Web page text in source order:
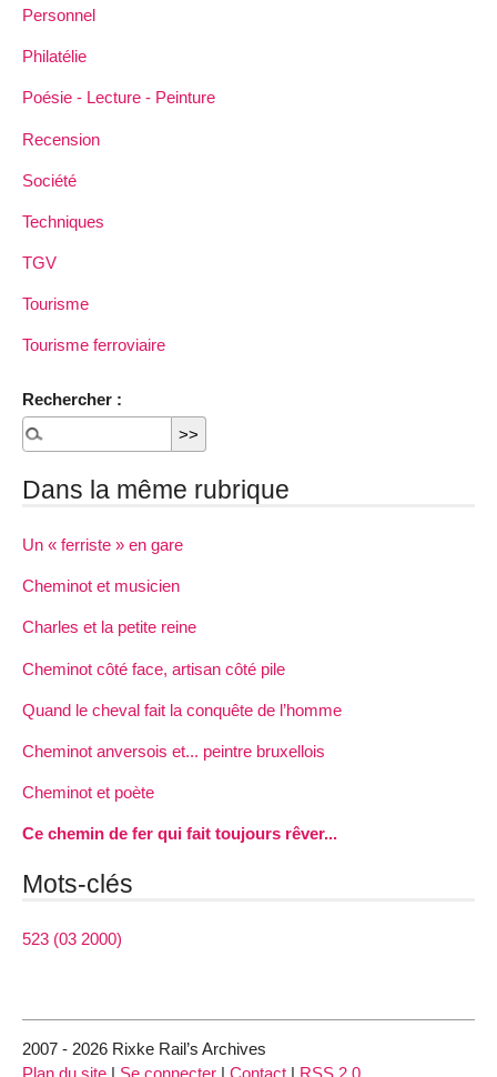
Personnel
Philatélie
Poésie - Lecture - Peinture
Recension
Société
Techniques
TGV
Tourisme
Tourisme ferroviaire
Rechercher :
Dans la même rubrique
Un « ferriste » en gare
Cheminot et musicien
Charles et la petite reine
Cheminot côté face, artisan côté pile
Quand le cheval fait la conquête de l’homme
Cheminot anversois et... peintre bruxellois
Cheminot et poète
Ce chemin de fer qui fait toujours rêver...
Mots-clés
523 (03 2000)
2007 - 2026 Rixke Rail’s Archives